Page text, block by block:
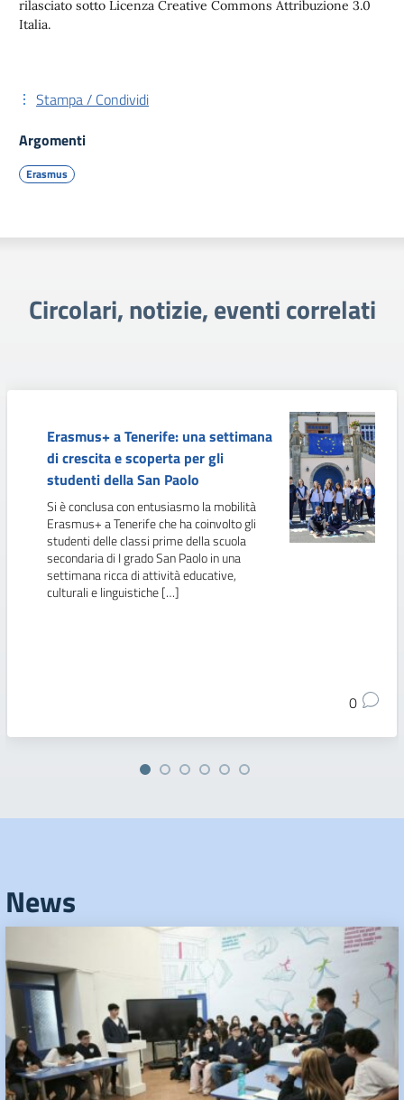
rilasciato sotto Licenza Creative Commons Attribuzione 3.0
Italia.
Stampa / Condividi
Argomenti
Erasmus
Circolari, notizie, eventi correlati
Erasmus+ a Tenerife: una settimana
di crescita e scoperta per gli
studenti della San Paolo
Si è conclusa con entusiasmo la mobilità
Erasmus+ a Tenerife che ha coinvolto gli
studenti delle classi prime della scuola
secondaria di I grado San Paolo in una
settimana ricca di attività educative,
culturali e linguistiche […]
0
News